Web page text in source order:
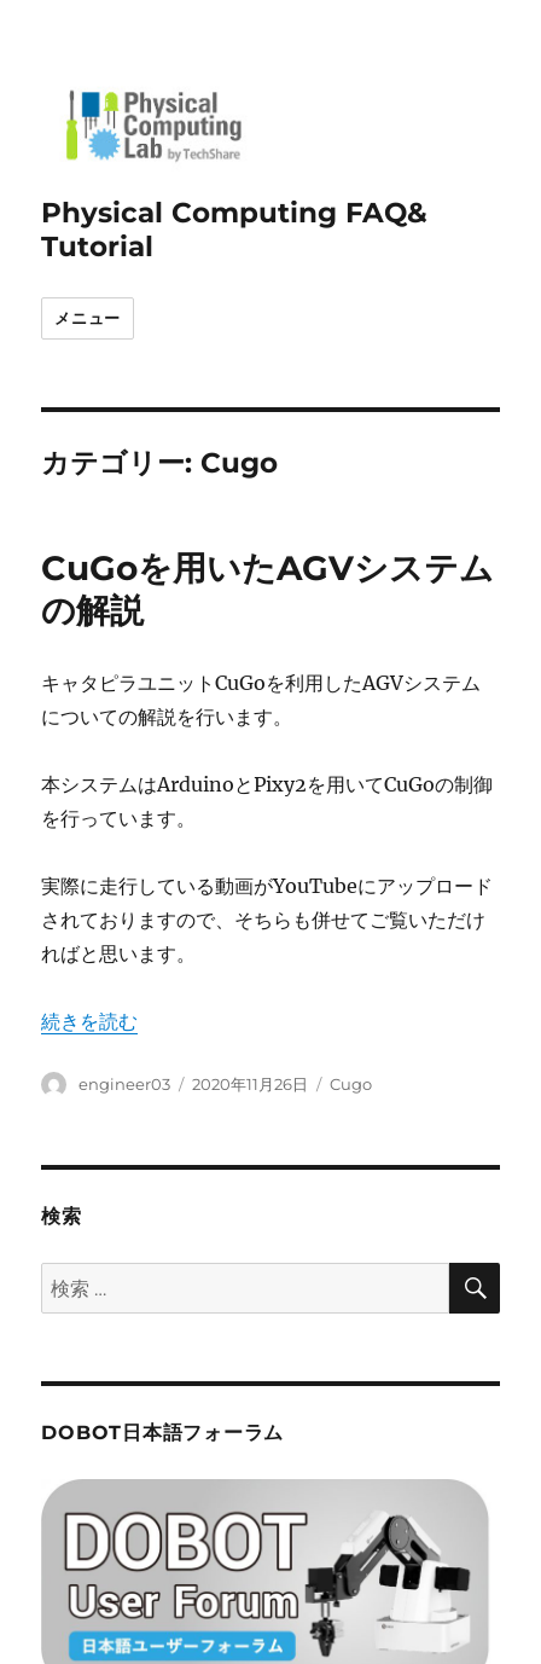
Physical Computing FAQ&
Tutorial
メニュー
カテゴリー: Cugo
CuGoを用いたAGVシステム
の解説
キャタピラユニットCuGoを利用したAGVシステム
についての解説を行います。
本システムはArduinoとPixy2を用いてCuGoの制御
を行っています。
実際に走行している動画がYouTubeにアップロード
されておりますので、そちらも併せてご覧いただけ
ればと思います。
“CuGoを用いたAGVシステムの解説” の
続きを読む
投
engineer03
投
2020年11月26日
カ
Cugo
検索
検
索:
検
DOBOT日本語フォーラム